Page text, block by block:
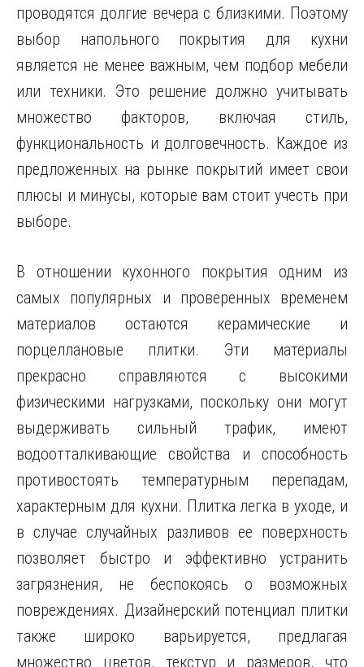
проводятся долгие вечера с близкими. Поэтому
выбор напольного покрытия для кухни
является не менее важным, чем подбор мебели
или техники. Это решение должно учитывать
множество факторов, включая стиль,
функциональность и долговечность. Каждое из
предложенных на рынке покрытий имеет свои
плюсы и минусы, которые вам стоит учесть при
выборе.
В отношении кухонного покрытия одним из
самых популярных и проверенных временем
материалов остаются керамические и
порцеллановые плитки. Эти материалы
прекрасно справляются с высокими
физическими нагрузками, поскольку они могут
выдерживать сильный трафик, имеют
водоотталкивающие свойства и способность
противостоять температурным перепадам,
характерным для кухни. Плитка легка в уходе, и
в случае случайных разливов ее поверхность
позволяет быстро и эффективно устранить
загрязнения, не беспокоясь о возможных
повреждениях. Дизайнерский потенциал плитки
также широко варьируется, предлагая
множество цветов, текстур и размеров, что